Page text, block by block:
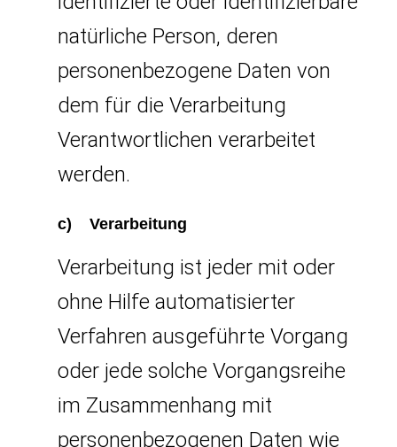
natürliche Person, deren
personenbezogene Daten von
dem für die Verarbeitung
Verantwortlichen verarbeitet
werden.
c) Verarbeitung
Verarbeitung ist jeder mit oder
ohne Hilfe automatisierter
Verfahren ausgeführte Vorgang
oder jede solche Vorgangsreihe
im Zusammenhang mit
personenbezogenen Daten wie